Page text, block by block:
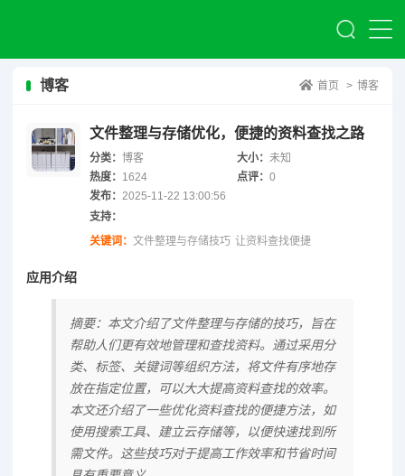
博客 首页 > 博客
文件整理与存储优化，便捷的资料查找之路
分类： 博客 大小：未知
热度： 1624 点评：0
发布： 2025-11-22 13:00:56
支持：
关键词： 文件整理与存储技巧 让资料查找便捷
应用介绍
摘要：本文介绍了文件整理与存储的技巧，旨在
帮助人们更有效地管理和查找资料。通过采用分
类、标签、关键词等组织方法，将文件有序地存
放在指定位置，可以大大提高资料查找的效率。
本文还介绍了一些优化资料查找的便捷方法，如
使用搜索工具、建立云存储等，以便快速找到所
需文件。这些技巧对于提高工作效率和节省时间